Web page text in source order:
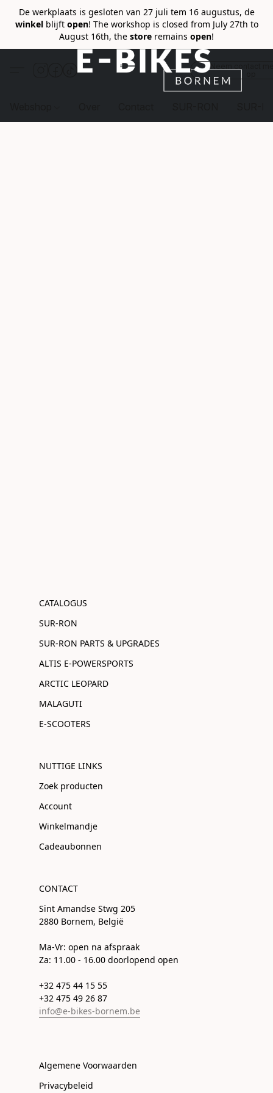
De werkplaats is gesloten van 27 juli tem 16 augustus, de
winkelblijft open! The workshop is closed from July 27th to
August 16th, the store remains open!
Neem contact
CATALOGUS
SUR-RON
SUR-RON PARTS & UPGRADES
ALTIS E-POWERSPORTS
ARCTIC LEOPARD
MALAGUTI
E-SCOOTERS
NUTTIGE LINKS
Zoek producten
Account
Winkelmandje
Cadeaubonnen
CONTACT
Sint Amandse Stwg 205
2880 Bornem, België
Ma-Vr: open na afspraak
Za: 11.00 - 16.00 doorlopend open
+32 475 44 15 55
+32 475 49 26 87
info@e-bikes-bornem.be
Algemene Voorwaarden
Privacybeleid